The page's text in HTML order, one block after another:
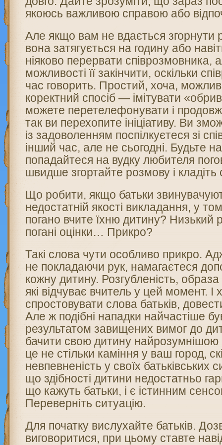
якоюсь важливою справою або
Але якщо вам не вдається згорнути
вона затягується на годину або
ніяково перервати співрозмовника,
можливості її закінчити, оскільки
час говорить. Простий, хоча,
коректний спосіб — імітувати
можете перетелефонувати і
так ви перехопите ініціативу. Ви
із задоволенням поспілкуєтеся зі
інший час, але не сьогодні. Будьте
попадайтеся на вудку любителя
швидше згортайте розмову і кладіть
Що робити, якщо батьки
недостатній якості викладання, у
погано вчите їхню дитину? Низький
погані оцінки… Прикро?
Такі слова чути особливо прикро.
не покладаючи рук, намагаєтеся
кожну дитину. Розгубленість,
які відчуває вчитель у цей момент. І
спростовувати слова батьків,
Але ж подібні нападки найчастіше
результатом завищених вимог до
бачити свою дитину найрозумнішою
це не стільки каміння у ваш город,
невпевненість у своїх батьківських
що здібності дитини недостатньо
що кажуть батьки, і є істинним
Переверніть ситуацію.
Для початку вислухайте батьків.
виговоритися, при цьому ставте